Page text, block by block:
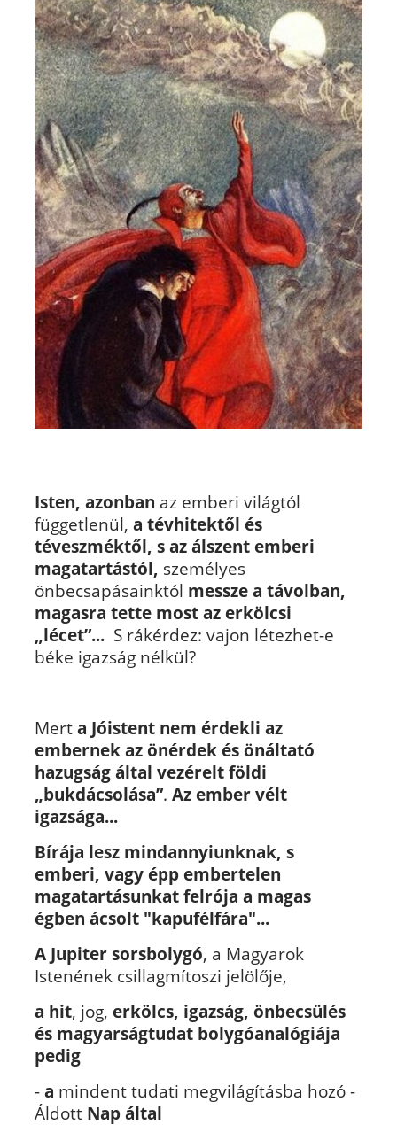
Isten, azonban az emberi világtól
függetlenül, a tévhitektől és
téveszméktől, s az álszent emberi
magatartástól, személyes
önbecsapásainktól messze a távolban,
magasra tette most az erkölcsi
„lécet”...S rákérdez: vajon létezhet-e
béke igazság nélkül?
Mert a Jóistent nem érdekli az
embernek az önérdek és önáltató
hazugság által vezérelt földi
„bukdácsolása”. Az ember vélt
igazsága...
Bírája lesz mindannyiunknak, s
emberi, vagy épp embertelen
magatartásunkat felrója a magas
égben ácsolt "kapufélfára"...
A Jupiter sorsbolygó, a Magyarok
Istenének csillagmítoszi jelölője,
a hit, jog, erkölcs, igazság, önbecsülés
és magyarságtudat bolygóanalógiája
pedig
- a mindent tudati megvilágításba hozó -
Áldott Nap által